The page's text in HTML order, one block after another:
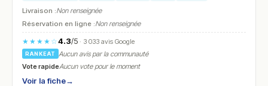
Livraison :Non renseignée
Réservation en ligne :Non renseignée
★★★★☆4.3/5· 3 033 avis Google
RANKEAT
Aucun avis par la communauté
Vote rapideAucun vote pour le moment
Voir la fiche→